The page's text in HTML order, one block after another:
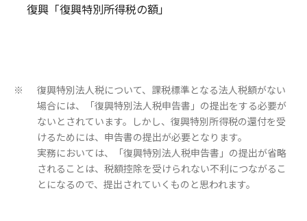
復興「復興特別所得税の額」
※
復興特別法人税について、課税標準となる法人税額がない
場合には、「復興特別法人税申告書」の提出をする必要が
ないとされています。しかし、復興特別所得税の還付を受
けるためには、申告書の提出が必要となります。
実務においては、「復興特別法人税申告書」の提出が省略
されることは、税額控除を受けられない不利につながるこ
とになるので、提出されていくものと思われます。